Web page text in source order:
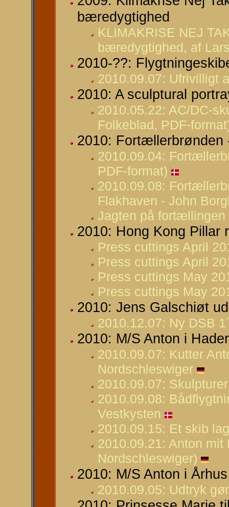
bæredygtighed
KLIMAKRISE NEJ
bæredygtighed, af
2010-??:
2010.09.07: Ufrivilligt
2010: A sculptural
2010.05.22: AC/DC-
Folkeblad, PDF-
2010: Fortællerbrønden
2010.09.04:
PDF-format)
2010.09.08:
Flakhaven - John
Jagten på fortællingen
2010: Hong Kong Pillar
Press cuttings April
Press cuttings April
Press cuttings May
Press cuttings May
2010: Jens Galschiøt
2010.12.07: Ny DSB
2010: M/S Anton i
2010.09.07: Kutter
Nordschleswiger
2010.09.07:
2010.09.08:
Vestkysten
2010.09.15: Et skib
2010.09.21: Anton
Nordschleswiger)
2010: M/S Anton i
2010.09.05: Udtryk